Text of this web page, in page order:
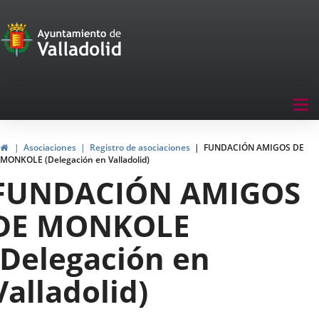
Portal
de
navegación
HomeAsociaciones Registro de asociaciones
FUNDACIÓN AMIGOS DE
MONKOLE (Delegación en Valladolid)
AMIGOS
MONKOLE
en